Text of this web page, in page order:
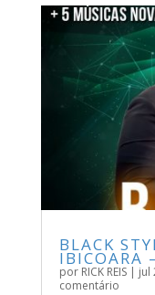
BLACK
IBICOARA
por RICK REIS| jul
comentário